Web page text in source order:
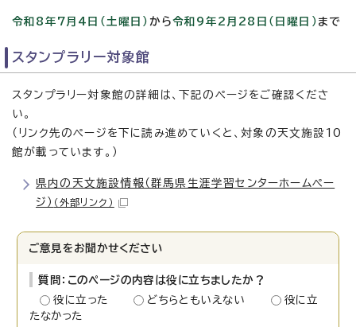
令和8年7月4日（土曜日） から令和9年2月28日（日曜日） まで
スタンプラリー対象館
スタンプラリー対象館の詳細は、下記のページをご確認くださ
い。
（リンク先のページを下に読み進めていくと、対象の天文施設10
館が載っています。）
県内の天文施設情報（群馬県生涯学習センターホームペー
ジ） （外部リンク）
ご意見をお聞かせください
質問：このページの内容は役に立ちましたか？
役に立った
どちらともいえない
役に立
たなかった